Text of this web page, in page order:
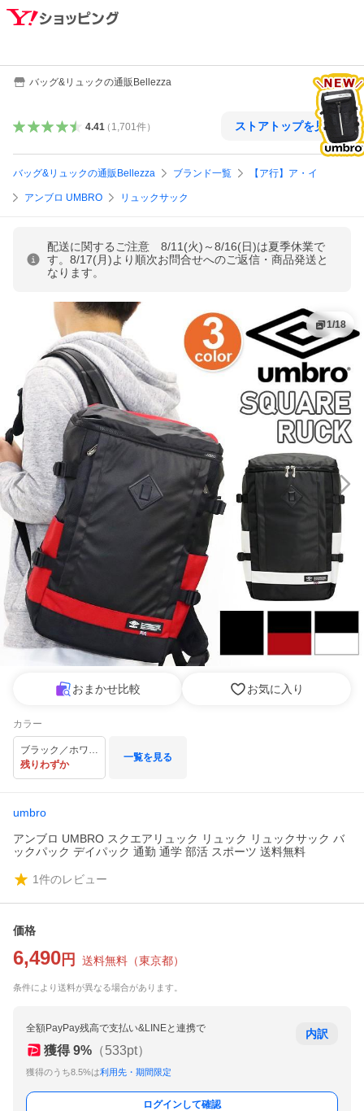
バッグ&リュックの通販Bellezza
4.41（ 1,701件） ストアトップを見る
バッグ&リュックの通販Bellezza ブランド一覧 【ア行】ア・イ
アンブロ UMBRO リュックサック
配送に関するご注意 8/11(火)～8/16(日)は夏季休業で
す。8/17(月)より順次お問合せへのご返信・商品発送と
なります。
1/18
おまかせ比較 お気に入り
カラー
ブラック／ホワイト
残りわずか
一覧を見る
umbro
アンブロ UMBRO スクエアリュック リュック リュックサック バ
ックパック デイパック 通勤 通学 部活 スポーツ 送料無料
1件のレビュー
価格
6,490 円 送料無料 （東京都）
条件により送料が異なる場合があります。
全額PayPay残高で支払い&LINEと連携で
獲得 9% （533pt）
獲得のうち8.5%は利用先・期間限定
内訳
ログインして確認